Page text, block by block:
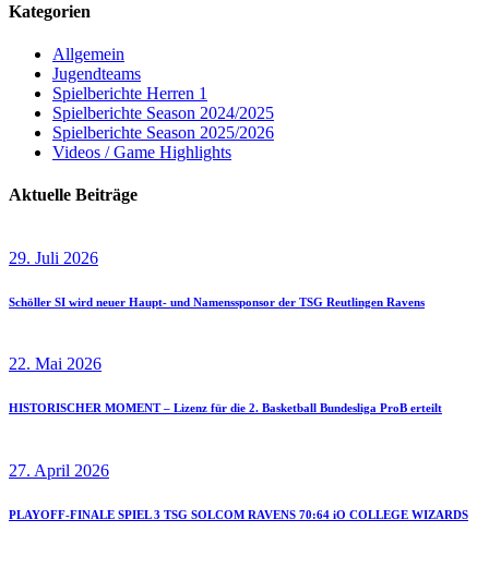
Kategorien
Allgemein
Jugendteams
Spielberichte Herren 1
Spielberichte Season 2024/2025
Spielberichte Season 2025/2026
Videos / Game Highlights
Aktuelle Beiträge
29. Juli 2026
Schöller SI wird neuer Haupt- und Namenssponsor der TSG Reutlingen Ravens
22. Mai 2026
HISTORISCHER MOMENT – Lizenz für die 2. Basketball Bundesliga ProB erteilt
27. April 2026
PLAYOFF-FINALE SPIEL 3 TSG SOLCOM RAVENS 70:64 iO COLLEGE WIZARDS